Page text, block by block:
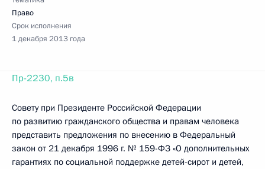
Право
Срок исполнения
1 декабря 2013 года
Пр-2230, п.5в
Совету при Президенте Российской Федерации
по развитию гражданского общества и правам человека
представить предложения по внесению в Федеральный
закон от 21 декабря 1996 г. № 159-ФЗ «О дополнительных
гарантиях по социальной поддержке детей-сирот и детей,